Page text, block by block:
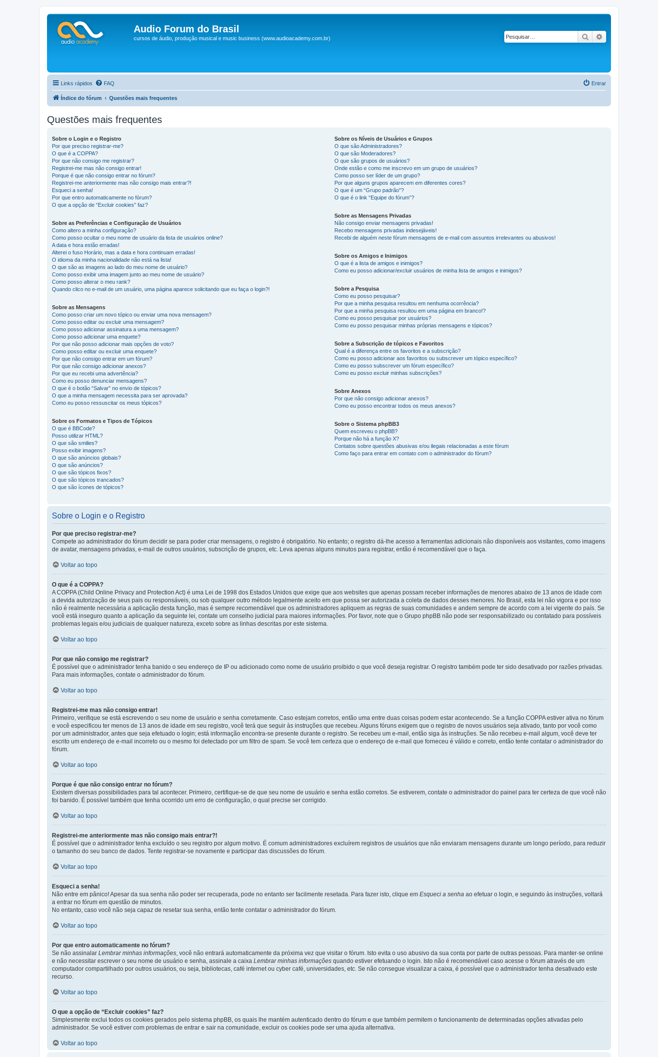
Audio Forum do Brasil
cursos de áudio, produção musical e music business (www.audioacademy.com.br) Pesquisar
Links rápidos FAQ Entrar
Índice do fórum Questões mais frequentes
Questões mais frequentes
Sobre o Login e o Registro
Por que preciso registrar-me?
O que é a COPPA?
Por que não consigo me registrar?
Registrei-me mas não consigo entrar!
Porque é que não consigo entrar no fórum?
Registrei-me anteriormente mas não consigo mais entrar?!
Esqueci a senha!
Por que entro automaticamente no fórum?
O que a opção de “Excluir cookies” faz?
Sobre as Preferências e Configuração de Usuários
Como altero a minha configuração?
Como posso ocultar o meu nome de usuário da lista de usuários online?
A data e hora estão erradas!
Alterei o fuso Horário, mas a data e hora continuam erradas!
O idioma da minha nacionalidade não está na lista!
O que são as imagens ao lado do meu nome de usuário?
Como posso exibir uma imagem junto ao meu nome de usuário?
Como posso alterar o meu rank?
Quando clico no e-mail de um usuário, uma página aparece solicitando que eu faça o login?!
Sobre as Mensagens
Como posso criar um novo tópico ou enviar uma nova mensagem?
Como posso editar ou excluir uma mensagem?
Como posso adicionar assinatura a uma mensagem?
Como posso adicionar uma enquete?
Por que não posso adicionar mais opções de voto?
Como posso editar ou excluir uma enquete?
Por que não consigo entrar em um fórum?
Por que não consigo adicionar anexos?
Por que eu recebi uma advertência?
Como eu posso denunciar mensagens?
O que é o botão “Salvar” no envio de tópicos?
O que a minha mensagem necessita para ser aprovada?
Como eu posso ressuscitar os meus tópicos?
Sobre os Formatos e Tipos de Tópicos
O que é BBCode?
Posso utilizar HTML?
O que são smilies?
Posso exibir imagens?
O que são anúncios globais?
O que são anúncios?
O que são tópicos fixos?
O que são tópicos trancados?
O que são ícones de tópicos?
Sobre os Níveis de Usuários e Grupos
O que são Administradores?
O que são Moderadores?
O que são grupos de usuários?
Onde estão e como me inscrevo em um grupo de usuários?
Como posso ser líder de um grupo?
Por que alguns grupos aparecem em diferentes cores?
O que é um “Grupo padrão”?
O que é o link “Equipe do fórum”?
Sobre as Mensagens Privadas
Não consigo enviar mensagens privadas!
Recebo mensagens privadas indesejáveis!
Recebi de alguém neste fórum mensagens de e-mail com assuntos irrelevantes ou abusivos!
Sobre os Amigos e Inimigos
O que é a lista de amigos e inimigos?
Como eu posso adicionar/excluir usuários de minha lista de amigos e inimigos?
Sobre a Pesquisa
Como eu posso pesquisar?
Por que a minha pesquisa resultou em nenhuma ocorrência?
Por que a minha pesquisa resultou em uma página em branco!?
Como eu posso pesquisar por usuários?
Como eu posso pesquisar minhas próprias mensagens e tópicos?
Sobre a Subscrição de tópicos e Favoritos
Qual é a diferença entre os favoritos e a subscrição?
Como eu posso adicionar aos favoritos ou subscrever um tópico específico?
Como eu posso subscrever um fórum específico?
Como eu posso excluir minhas subscrições?
Sobre Anexos
Por que não consigo adicionar anexos?
Como eu posso encontrar todos os meus anexos?
Sobre o Sistema phpBB3
Quem escreveu o phpBB?
Porque não há a função X?
Contatos sobre questões abusivas e/ou ilegais relacionadas a este fórum
Como faço para entrar em contato com o administrador do fórum?
Sobre o Login e o Registro
Por que preciso registrar-me?
Compete ao administrador do fórum decidir se para poder criar mensagens, o registro é obrigatório. No entanto; o registro dá-lhe acesso a ferramentas adicionais não disponíveis aos visitantes, como imagens
de avatar, mensagens privadas, e-mail de outros usuários, subscrição de grupos, etc. Leva apenas alguns minutos para registrar, então é recomendável que o faça.
Voltar ao topo
O que é a COPPA?
A COPPA (Child Online Privacy and Protection Act) é uma Lei de 1998 dos Estados Unidos que exige que aos websites que apenas possam receber informações de menores abaixo de 13 anos de idade com
a devida autorização de seus pais ou responsáveis, ou sob qualquer outro método legalmente aceito em que possa ser autorizada a coleta de dados desses menores. No Brasil, esta lei não vigora e por isso
não é realmente necessária a aplicação desta função, mas é sempre recomendável que os administradores apliquem as regras de suas comunidades e andem sempre de acordo com a lei vigente do país. Se
você está inseguro quanto a aplicação da seguinte lei, contate um conselho judicial para maiores informações. Por favor, note que o Grupo phpBB não pode ser responsabilizado ou contatado para possíveis
problemas legais e/ou judiciais de qualquer natureza, exceto sobre as linhas descritas por este sistema.
Voltar ao topo
Por que não consigo me registrar?
É possível que o administrador tenha banido o seu endereço de IP ou adicionado como nome de usuário proibido o que você deseja registrar. O registro também pode ter sido desativado por razões privadas.
Para mais informações, contate o administrador do fórum.
Voltar ao topo
Registrei-me mas não consigo entrar!
Primeiro, verifique se está escrevendo o seu nome de usuário e senha corretamente. Caso estejam corretos, então uma entre duas coisas podem estar acontecendo. Se a função COPPA estiver ativa no fórum
e você especificou ter menos de 13 anos de idade em seu registro, você terá que seguir às instruções que recebeu. Alguns fóruns exigem que o registro de novos usuários seja ativado, tanto por você como
por um administrador, antes que seja efetuado o login; está informação encontra-se presente durante o registro. Se recebeu um e-mail, então siga às instruções. Se não recebeu e-mail algum, você deve ter
escrito um endereço de e-mail incorreto ou o mesmo foi detectado por um filtro de spam. Se você tem certeza que o endereço de e-mail que forneceu é válido e correto, então tente contatar o administrador do
fórum.
Voltar ao topo
Porque é que não consigo entrar no fórum?
Existem diversas possibilidades para tal acontecer. Primeiro, certifique-se de que seu nome de usuário e senha estão corretos. Se estiverem, contate o administrador do painel para ter certeza de que você não
foi banido. É possível também que tenha ocorrido um erro de configuração, o qual precise ser corrigido.
Voltar ao topo
Registrei-me anteriormente mas não consigo mais entrar?!
É possível que o administrador tenha excluído o seu registro por algum motivo. É comum administradores excluírem registros de usuários que não enviaram mensagens durante um longo período, para reduzir
o tamanho do seu banco de dados. Tente registrar-se novamente e participar das discussões do fórum.
Voltar ao topo
Esqueci a senha!
Não entre em pânico! Apesar da sua senha não poder ser recuperada, pode no entanto ser facilmente resetada. Para fazer isto, clique em Esqueci a senha ao efetuar o login, e seguindo às instruções, voltará
a entrar no fórum em questão de minutos.
No entanto, caso você não seja capaz de resetar sua senha, então tente contatar o administrador do fórum.
Voltar ao topo
Por que entro automaticamente no fórum?
Se não assinalar Lembrar minhas informações, você não entrará automaticamente da próxima vez que visitar o fórum. Isto evita o uso abusivo da sua conta por parte de outras pessoas. Para manter-se online
e não necessitar escrever o seu nome de usuário e senha, assinale a caixa Lembrar minhas informações quando estiver efetuando o login. Isto não é recomendável caso acesse o fórum através de um
computador compartilhado por outros usuários, ou seja, bibliotecas, café internet ou cyber café, universidades, etc. Se não consegue visualizar a caixa, é possível que o administrador tenha desativado este
recurso.
Voltar ao topo
O que a opção de “Excluir cookies” faz?
Simplesmente exclui todos os cookies gerados pelo sistema phpBB, os quais lhe mantém autenticado dentro do fórum e que também permitem o funcionamento de determinadas opções ativadas pelo
administrador. Se você estiver com problemas de entrar e sair na comunidade, excluir os cookies pode ser uma ajuda alternativa.
Voltar ao topo